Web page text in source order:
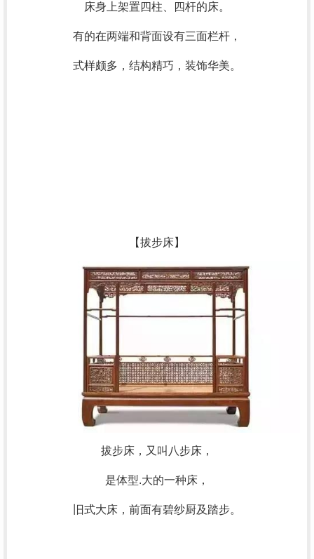
床身上架置四柱、四杆的床。
有的在两端和背面设有三面栏杆，
式样颇多，结构精巧，装饰华美。
【拔步床】
拔步床，又叫八步床，
是体型.大的一种床，
旧式大床，前面有碧纱厨及踏步。